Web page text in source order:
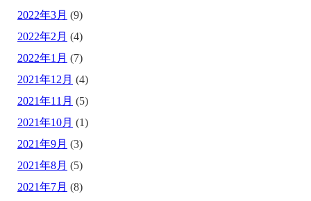
2022年3月 (9)
2022年2月 (4)
2022年1月 (7)
2021年12月 (4)
2021年11月 (5)
2021年10月 (1)
2021年9月 (3)
2021年8月 (5)
2021年7月 (8)